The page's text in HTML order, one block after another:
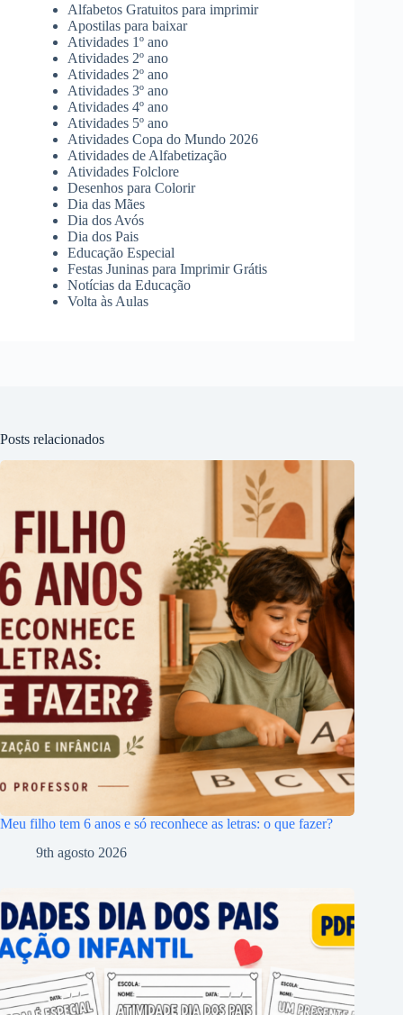
Alfabetos Gratuitos para imprimir
Apostilas para baixar
Atividades 1º ano
Atividades 2º ano
Atividades 2º ano
Atividades 3º ano
Atividades 4º ano
Atividades 5º ano
Atividades Copa do Mundo 2026
Atividades de Alfabetização
Atividades Folclore
Desenhos para Colorir
Dia das Mães
Dia dos Avós
Dia dos Pais
Educação Especial
Festas Juninas para Imprimir Grátis
Notícias da Educação
Volta às Aulas
Posts relacionados
Meu filho tem 6 anos e só reconhece as letras: o que fazer?
9th agosto 2026